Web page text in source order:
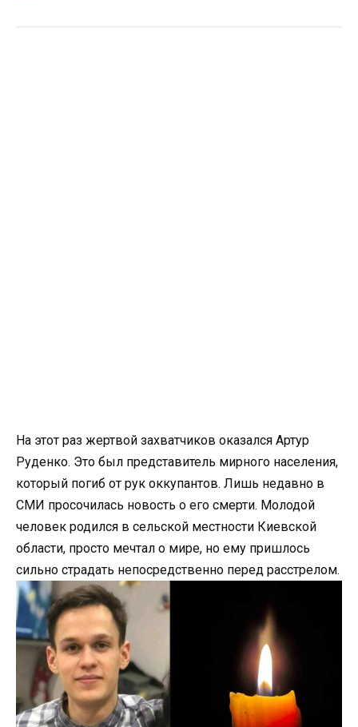
На этот раз жертвой захватчиков оказался Артур
Руденко. Это был представитель мирного населения,
который погиб от рук оккупантов. Лишь недавно в
СМИ просочилась новость о его смерти. Молодой
человек родился в сельской местности Киевской
области, просто мечтал о мире, но ему пришлось
сильно страдать непосредственно перед расстрелом.